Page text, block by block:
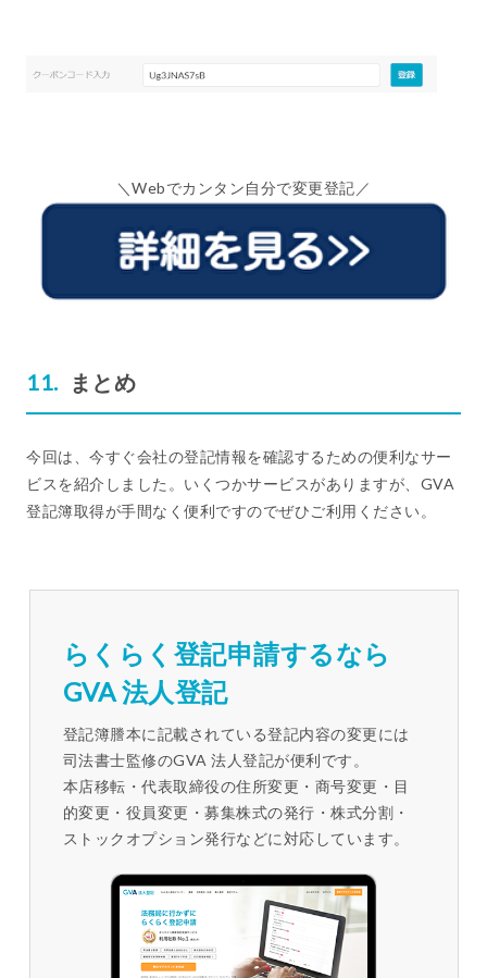
＼Webでカンタン自分で変更登記／
まとめ
今回は、今すぐ会社の登記情報を確認するための便利なサー
ビスを紹介しました。いくつかサービスがありますが、GVA
登記簿取得が手間なく便利ですのでぜひご利用ください。
らくらく登記申請するなら
GVA 法人登記
登記簿謄本に記載されている登記内容の変更には
司法書士監修のGVA 法人登記が便利です。
本店移転・代表取締役の住所変更・商号変更・目
的変更・役員変更・募集株式の発行・株式分割・
ストックオプション発行などに対応しています。